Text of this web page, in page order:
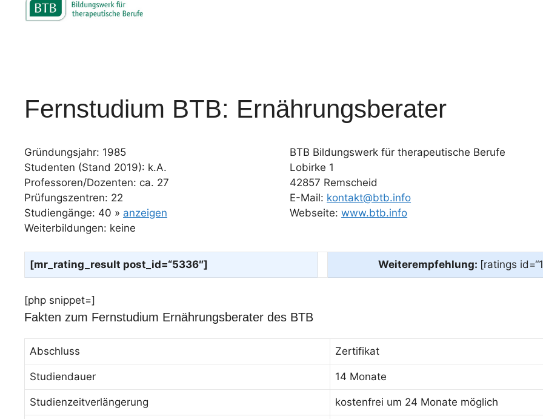
Fernstudium BTB: Ernährungsberater
Gründungsjahr: 1985
Studenten (Stand 2019): k.A.
Professoren/Dozenten: ca. 27
Prüfungszentren: 22
Studiengänge: 40 » anzeigen
Weiterbildungen: keine
BTB Bildungswerk für therapeutische Berufe
Lobirke 1
42857 Remscheid
E-Mail: kontakt@btb.info
Webseite:www.btb.info
[mr_rating_result post_id=“5336″] Weiterempfehlung: [ratings
[php snippet=]
Fakten zum Fernstudium Ernährungsberater des BTB
Abschluss Zertifikat
Studiendauer 14 Monate
Studienzeitverlängerung kostenfrei um 24 Monate möglich